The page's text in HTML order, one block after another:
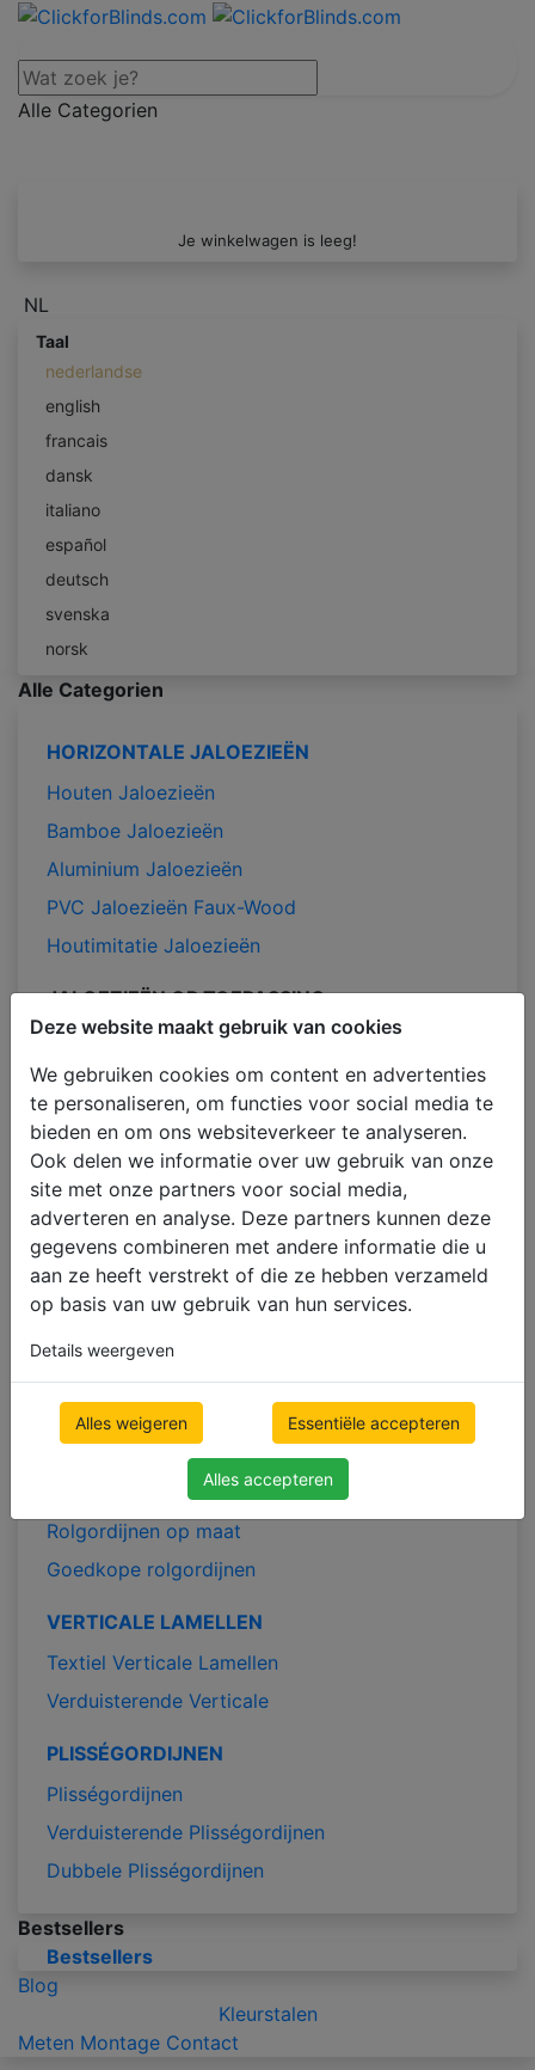
Deze website maakt gebruik van cookies
We gebruiken cookies om content en advertenties
te personaliseren, om functies voor social media te
bieden en om ons websiteverkeer te analyseren.
Ook delen we informatie over uw gebruik van onze
site met onze partners voor social media,
adverteren en analyse. Deze partners kunnen deze
gegevens combineren met andere informatie die u
aan ze heeft verstrekt of die ze hebben verzameld
op basis van uw gebruik van hun services.
Details weergeven
Alles weigeren Essentiële accepteren
Alles accepteren
Alle Categorien
Je winkelwagen is leeg!
NL
Taal
nederlandse
english
francais
dansk
italiano
español
deutsch
svenska
norsk
Alle Categorien
HORIZONTALE JALOEZIEËN
Houten Jaloezieën
Bamboe Jaloezieën
Aluminium Jaloezieën
PVC Jaloezieën Faux-Wood
Houtimitatie Jaloezieën
JALOEZIEËN OP TOEPASSING
Jaloezieën voor de slaapkamer
Jaloezieën voor de woonkamer
Jaloezieën voor de keuken
Jaloezieën voor de badkamer
VERDUISTERENDE RAAMBEKLEDING
Verduisterende Rolgordijnen
Verduisterende Verticale
Verduisterende Plisségordijnen
Textiel Rolgordijnen
Verduisterende Rolgordijnen
Duo Rolgordijnen
Rolgordijnen op maat
Goedkope rolgordijnen
VERTICALE LAMELLEN
Textiel Verticale Lamellen
Verduisterende Verticale
PLISSÉGORDIJNEN
Plisségordijnen
Verduisterende Plisségordijnen
Dubbele Plisségordijnen
Bestsellers
Bestsellers
Blog
Kleurstalen
Meten Montage Contact